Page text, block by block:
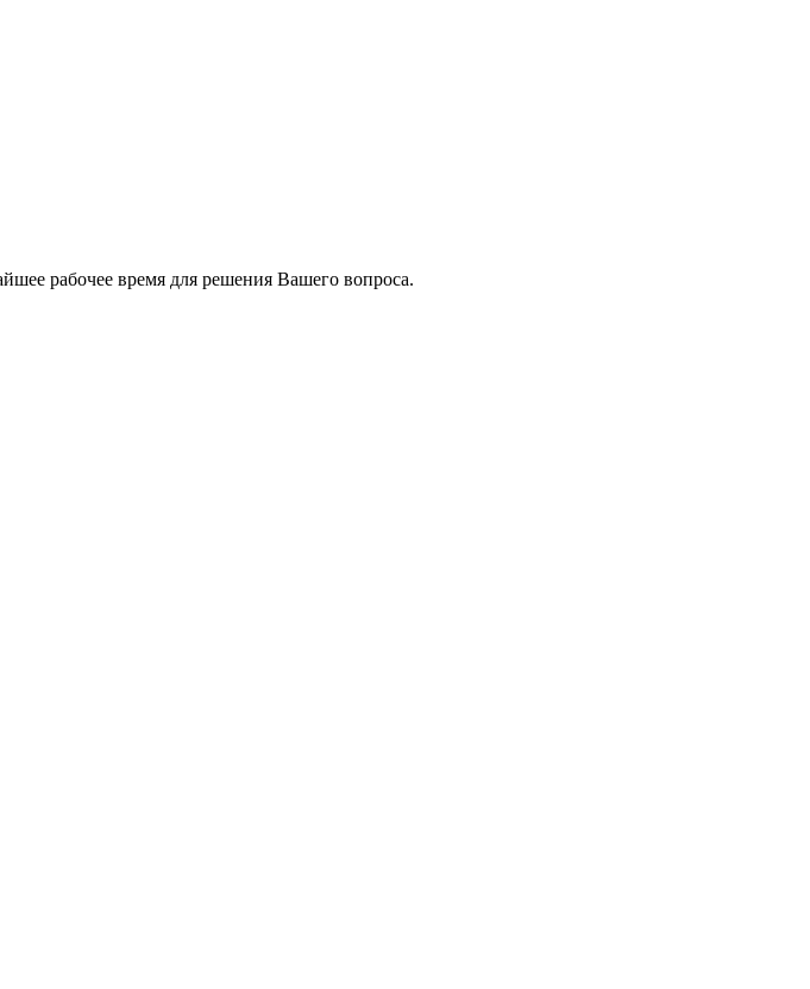
рабочее время для решения Вашего вопроса.